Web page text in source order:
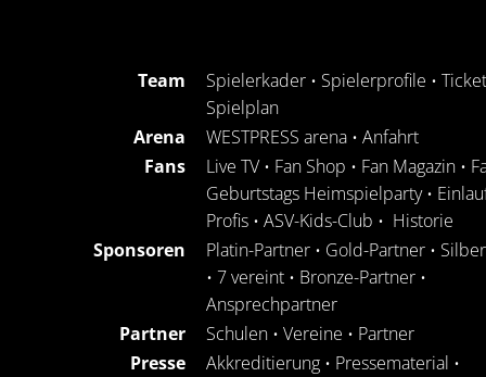
Team Spielerkader • Spielerprofile •
Spielplan
Arena
WESTPRESS arena • Anfahrt
Fans
Live TV • Fan Shop • Fan Magazin •
Geburtstags Heimspielparty•
Profis • ASV-Kids-Club • Historie
Sponsoren
Platin-Partner • Gold-Partner •
• 7 vereint • Bronze-Partner •
Ansprechpartner
Partner
Schulen • Vereine • Partner
Presse
Akkreditierung • Pressematerial •